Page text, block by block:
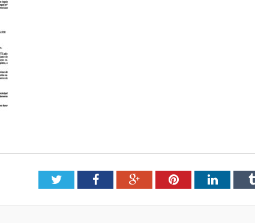
TwitterFacebookGoogle+PinterestLinkedIn